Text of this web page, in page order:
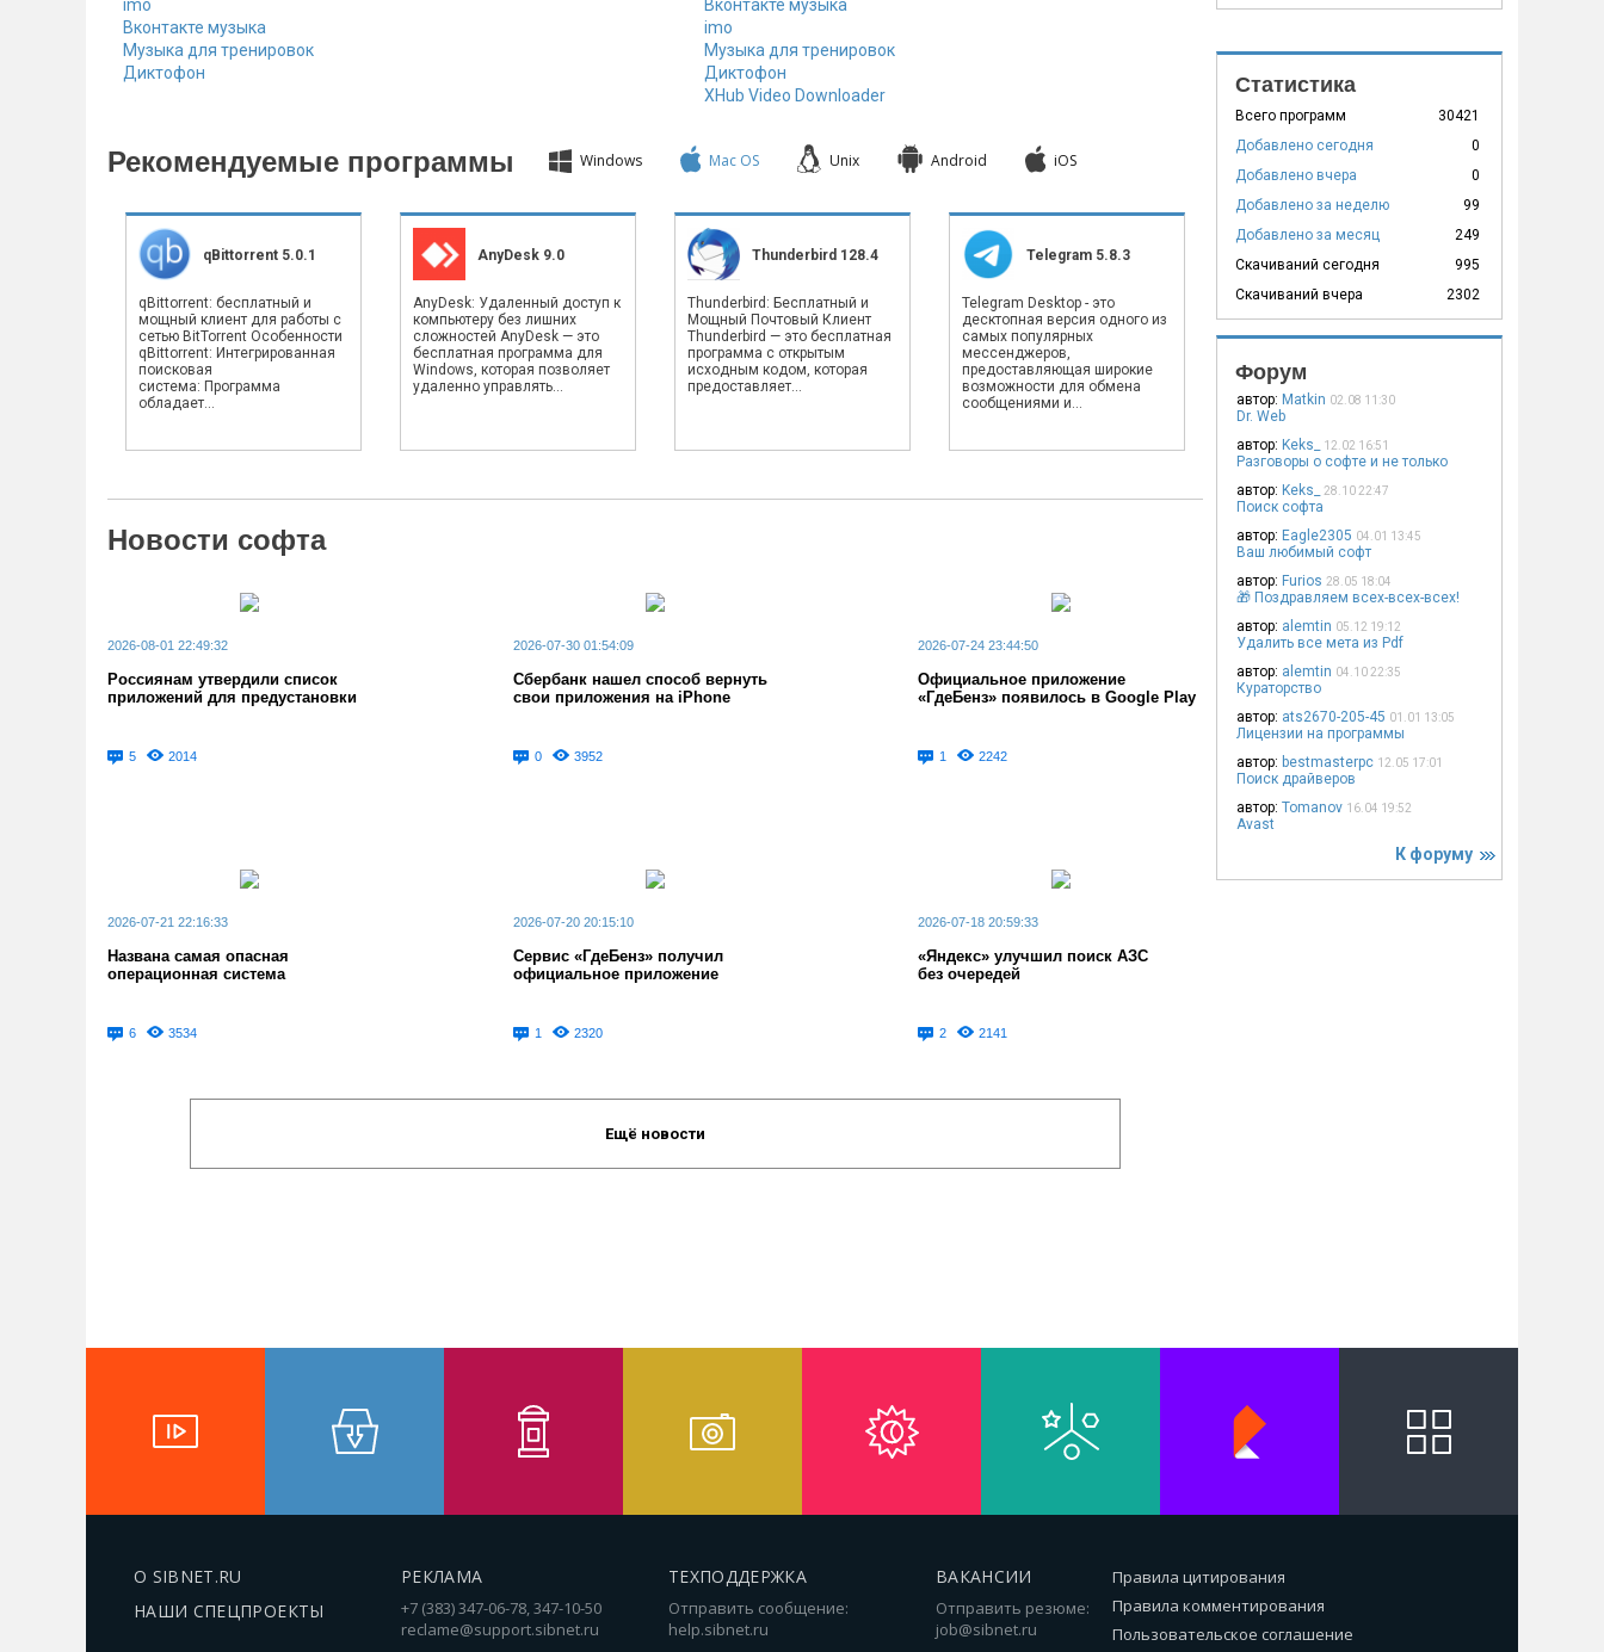
imo
Вконтакте музыка
Музыка для тренировок
Диктофон
Вконтакте музыка
imo
Музыка для тренировок
Диктофон
XHub Video Downloader
Рекомендуемые программы Windows Mac OS Unix Android iOS
qBittorrent 5.0.1
qBittorrent: бесплатный и
мощный клиент для работы с
сетью BitTorrent Особенности
qBittorrent: Интегрированная
поисковая
система: Программа
обладает...
AnyDesk 9.0
AnyDesk: Удаленный доступ к
компьютеру без лишних
сложностей AnyDesk — это
бесплатная программа для
Windows, которая позволяет
удаленно управлять...
Thunderbird 128.4
Thunderbird: Бесплатный и
Мощный Почтовый Клиент
Thunderbird — это бесплатная
программа с открытым
исходным кодом, которая
предоставляет...
Telegram 5.8.3
Telegram Desktop - это
десктопная версия одного из
самых популярных
мессенджеров,
предоставляющая широкие
возможности для обмена
сообщениями и...
Новости софта
2026-08-01 22:49:32
Россиянам утвердили список
приложений для предустановки
5 2014
2026-07-30 01:54:09
Сбербанк нашел способ вернуть
свои приложения на iPhone
0 3952
2026-07-24 23:44:50
Официальное приложение
«ГдеБенз» появилось в Google Play
1 2242
2026-07-21 22:16:33
Названа самая опасная
операционная система
6 3534
2026-07-20 20:15:10
Сервис «ГдеБенз» получил
официальное приложение
1 2320
2026-07-18 20:59:33
«Яндекс» улучшил поиск АЗС
без очередей
2 2141
Ещё новости
Статистика
Всего программ
30421
Добавлено сегодня
0
Добавлено вчера
0
Добавлено за неделю
99
Добавлено за месяц
249
Скачиваний сегодня
995
Скачиваний вчера
2302
Форум
автор: Matkin 02.08 11:30
Dr. Web
автор: Keks_ 12.02 16:51
Разговоры о софте и не только
автор: Keks_ 28.10 22:47
Поиск софта
автор: Eagle2305 04.01 13:45
Ваш любимый софт
автор: Furios 28.05 18:04
🎁 Поздравляем всех-всех-всех!
автор: alemtin 05.12 19:12
Удалить все мета из Pdf
автор: alemtin 04.10 22:35
Кураторство
автор: ats2670-205-45 01.01 13:05
Лицензии на программы
автор: bestmasterpc 12.05 17:01
Поиск драйверов
автор: Tomanov 16.04 19:52
Avast
К форуму
О SIBNET.RU
НАШИ СПЕЦПРОЕКТЫ
РЕКЛАМА
+7 (383) 347-06-78, 347-10-50
reclame@support.sibnet.ru
ТЕХПОДДЕРЖКА
Отправить сообщение:
help.sibnet.ru
ВАКАНСИИ
Отправить резюме:
job@sibnet.ru
Правила цитирования
Правила комментирования
Пользовательское соглашение